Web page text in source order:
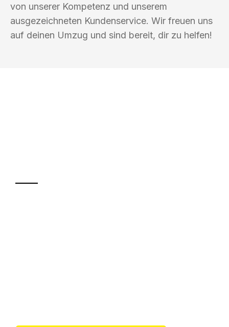
von unserer Kompetenz und unserem
ausgezeichneten Kundenservice. Wir freuen uns
auf deinen Umzug und sind bereit, dir zu helfen!